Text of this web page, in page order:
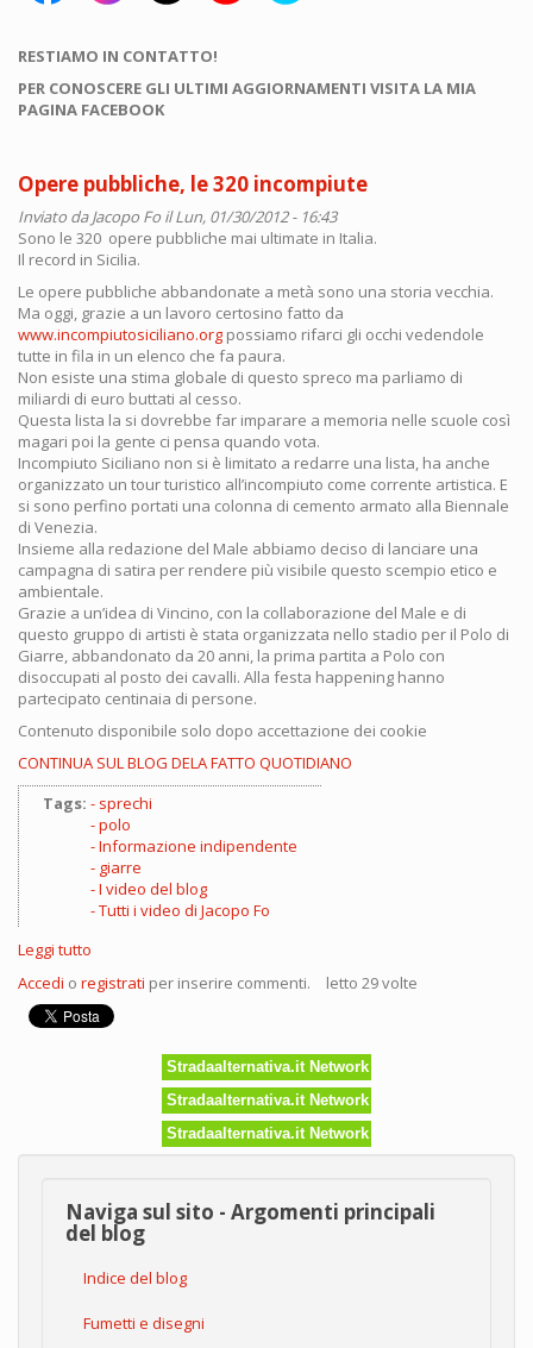
RESTIAMO IN CONTATTO!
PER CONOSCERE GLI ULTIMI AGGIORNAMENTI VISITA LA MIA
PAGINA FACEBOOK
Opere pubbliche, le 320 incompiute
Inviato daJacopo Fo il Lun, 01/30/2012 - 16:43
Sono le 320 opere pubbliche mai ultimate in Italia.
Il record in Sicilia.
Le opere pubbliche abbandonate a metà sono una storia vecchia.
Ma oggi, grazie a un lavoro certosino fatto da
www.incompiutosiciliano.org possiamo rifarci gli occhi vedendole
tutte in fila in un elenco che fa paura.
Non esiste una stima globale di questo spreco ma parliamo di
miliardi di euro buttati al cesso.
Questa lista la si dovrebbe far imparare a memoria nelle scuole così
magari poi la gente ci pensa quando vota.
Incompiuto Siciliano non si è limitato a redarre una lista, ha anche
organizzato un tour turistico all’incompiuto come corrente artistica. E
si sono perfino portati una colonna di cemento armato alla Biennale
di Venezia.
Insieme alla redazione del Male abbiamo deciso di lanciare una
campagna di satira per rendere più visibile questo scempio etico e
ambientale.
Grazie a un’idea di Vincino, con la collaborazione del Male e di
questo gruppo di artisti è stata organizzata nello stadio per il Polo di
Giarre, abbandonato da 20 anni, la prima partita a Polo con
disoccupati al posto dei cavalli. Alla festa happening hanno
partecipato centinaia di persone.
Contenuto disponibile solo dopo accettazione dei cookie
CONTINUA SUL BLOG DELA FATTO QUOTIDIANO
Tags:
sprechi
polo
Informazione indipendente
giarre
I video del blog
Tutti i video di Jacopo Fo
Leggi tutto
pubbliche,
le
320
incompiute
Accedi o registrati per inserire commenti. letto 29 volte
Stradaalternativa.it Network
Stradaalternativa.it Network
Stradaalternativa.it Network
Naviga sul sito - Argomenti principali
del blog
Indice del blog
Fumetti e disegni